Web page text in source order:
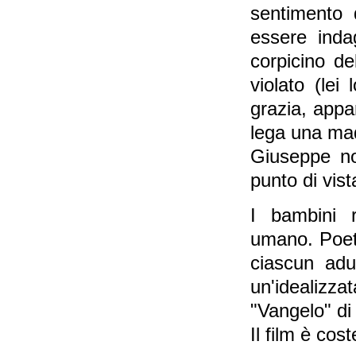
essere
corpicino
violato (lei
grazia,
lega una
Giuseppe
punto di
I bambini
umano.
ciascun
"Vangelo"
Il film è